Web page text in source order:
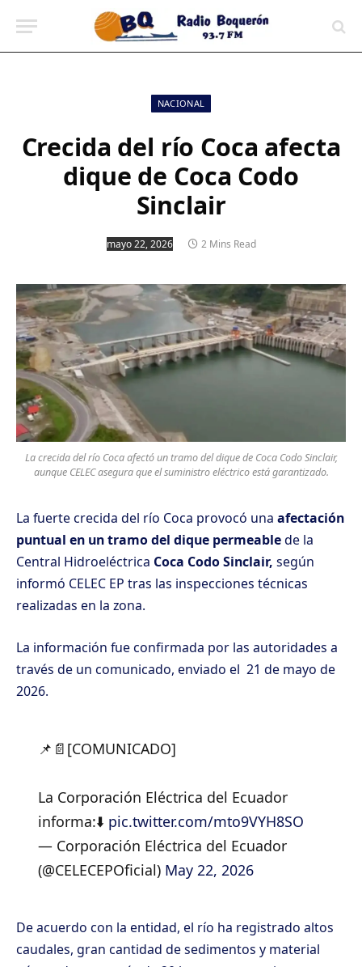
NACIONAL
Crecida del río Coca afecta
dique de Coca Codo
Sinclair
mayo 22, 2026 2 Mins Read
La crecida del río Coca afectó un tramo del dique de Coca Codo Sinclair,
aunque CELEC asegura que el suministro eléctrico está garantizado.
La fuerte crecida del río Coca provocó una afectación
puntual en un tramo del dique permeablede la
Central Hidroeléctrica Coca Codo Sinclair, según
informó CELEC EP tras las inspecciones técnicas
realizadas en la zona.
La información fue confirmada por las autoridades a
través de un comunicado, enviado el 21 de mayo de
2026.
📌📄[COMUNICADO]
La Corporación Eléctrica del Ecuador
informa:⬇️ pic.twitter.com/mto9VYH8SO
— Corporación Eléctrica del Ecuador
(@CELECEPOficial) May 22, 2026
De acuerdo con la entidad, el río ha registrado altos
caudales, gran cantidad de sedimentos y material